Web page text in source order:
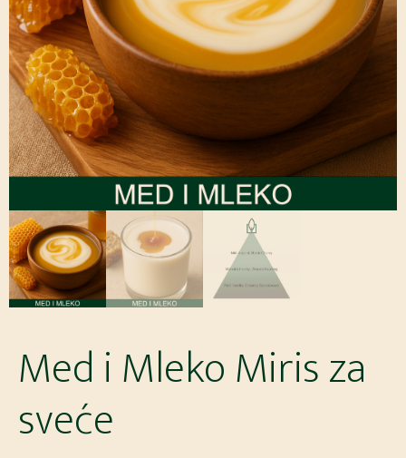
Med i Mleko Miris za
sveće